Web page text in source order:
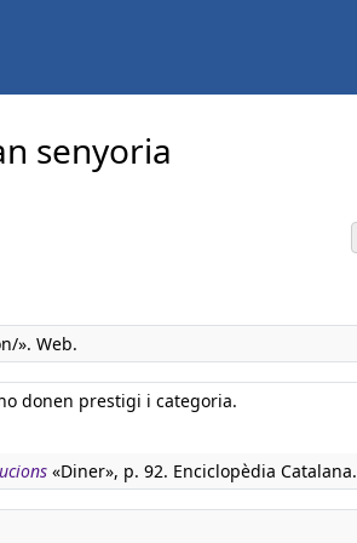
senyoria
». Web.
donen prestigi i categoria.
«Diner», p. 92. Enciclopèdia Catalana.